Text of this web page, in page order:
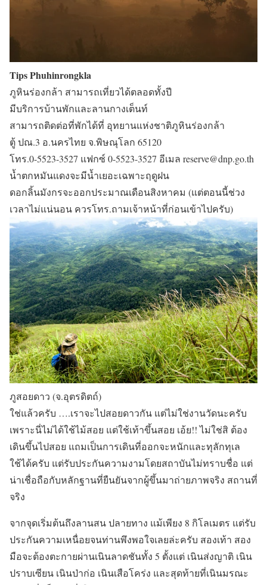
Tips Phuhinrongkla
ภูหินร่องกล้า สามารถเที่ยวได้ตลอดทั้งปี
มีบริการบ้านพักและลานกางเต็นท์
สามารถติดต่อที่พักได้ที่ อุทยานแห่งชาติภูหินร่องกล้า
ตู้ ปณ.3 อ.นครไทย จ.พิษณุโลก 65120
โทร.0-5523-3527 แฟกซ์ 0-5523-3527 อีเมล reserve@dnp.go.th
น้ำตกหมันแดงจะมีน้ำเยอะเฉพาะฤดูฝน
ดอกลิ้นมังกรจะออกประมาณเดือนสิงหาคม (แต่ตอนนี้ช่วง
เวลาไม่แน่นอน ควรโทร.ถามเจ้าหน้าที่ก่อนเข้าไปครับ)
ภูสอยดาว (จ.อุตรดิตถ์)
ใช่แล้วครับ ….เราจะไปสอยดาวกัน แต่ไม่ใช่งานวัดนะครับ
เพราะนี่ไม่ได้ใช้ไม้สอย แต่ใช้เท้าขึ้นสอย เอ้ย!! ไม่ใช่สิ ต้อง
เดินขึ้นไปสอย แถมเป็นการเดินที่ออกจะหนักและทุลักทุเล
ใช้ได้ครับ แต่รับประกันความงามโดยสถาบันไม่ทราบชื่อ แต่
น่าเชื่อถือกับหลักฐานที่ยืนยันจากผู้ขึ้นมาถ่ายภาพจริง สถานที่
จริง
จากจุดเริ่มต้นถึงลานสน ปลายทาง แม้เพียง 8 กิโลเมตร แต่รับ
ประกันความเหนื่อยจนท่านพึงพอใจเลยล่ะครับ สองเท้า สอง
มือจะต้องตะกายผ่านเนินลาดชันทั้ง 5 ตั้งแต่ เนินส่งญาติ เนิน
ปราบเซียน เนินป่าก่อ เนินเสือโคร่ง และสุดท้ายที่เนินมรณะ